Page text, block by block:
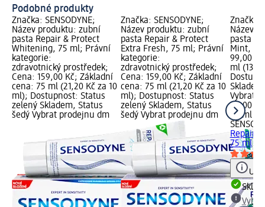
Podobné produkty
Značka: SENSODYNE;
Název produktu: zubní
pasta Repair & Protect
Whitening, 75 ml; Právní
kategorie:
zdravotnický prostředek;
Cena: 159,00 Kč; Základní
cena: 75 ml (21,20 Kč za 10
ml); Dostupnost: Status
zelený Skladem, Status
šedý Vybrat prodejnu dm
Značka: SENSODYNE;
Název produktu: zubní
pasta Repair & Protect
Extra Fresh, 75 ml; Právní
kategorie:
zdravotnický prostředek;
Cena: 159,00 Kč; Základní
cena: 75 ml (21,20 Kč za 10
ml); Dostupnost: Status
zelený Skladem, Status
šedý Vybrat prodejnu dm
Značka:
Název
pasta
Mint, 75
99,00
ml
Vybrat
99,00 Kč
75 ml
Repair
75 ml